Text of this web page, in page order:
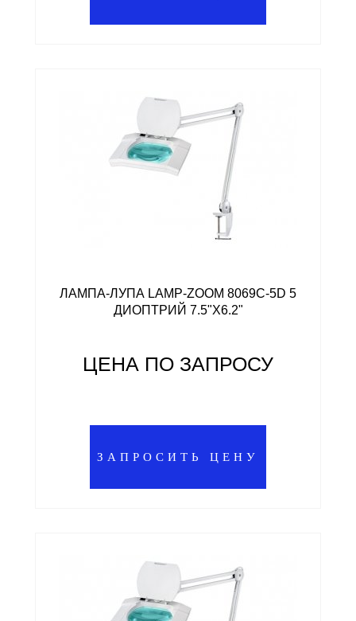
ЛАМПА-ЛУПА LAMP-ZOOM 8069С-5D 5
ДИОПТРИЙ 7.5"X6.2"
ЦЕНА ПО ЗАПРОСУ
ЗАПРОСИТЬ ЦЕНУ